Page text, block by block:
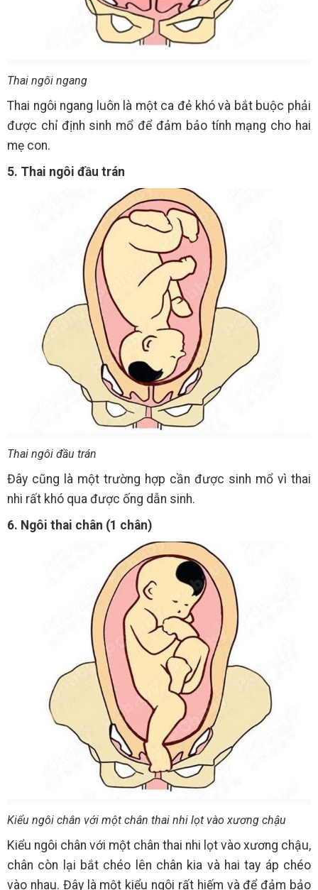
Thai ngôi ngang
Thai ngôi ngang luôn là một ca đẻ khó và bắt buộc phải
được chỉ định sinh mổ để đảm bảo tính mạng cho hai
mẹ con.
5. Thai ngôi đầu trán
Thai ngôi đầu trán
Đây cũng là một trường hợp cần được sinh mổ vì thai
nhi rất khó qua được ống dẫn sinh.
6. Ngôi thai chân (1 chân)
Kiểu ngôi chân với một chân thai nhi lọt vào xương chậu
Kiểu ngôi chân với một chân thai nhi lọt vào xương chậu,
chân còn lại bắt chéo lên chân kia và hai tay áp chéo
vào nhau. Đây là một kiểu ngôi rất hiếm và để đảm bảo